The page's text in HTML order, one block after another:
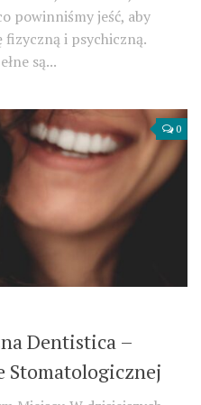
powinniśmy jeść, aby
i psychiczną.
są...
0
Dentistica –
Stomatologicznej